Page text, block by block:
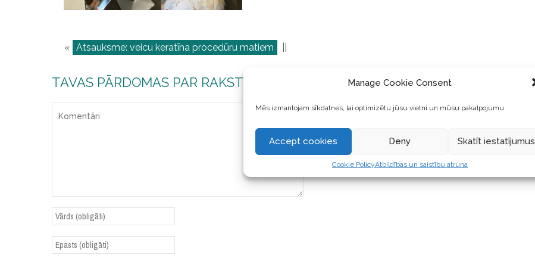
Manage Cookie Consent
Mēs izmantojam sīkdatnes, lai optimizētu jūsu vietni un mūsu pakalpojumu.
Accept cookies Deny Skatīt iestatījumus
Cookie PolicyAtbildības un saistību atruna
« Atsauksme: veicu keratīna procedūru matiem
TAVAS PĀRDOMAS PAR RAKSTU